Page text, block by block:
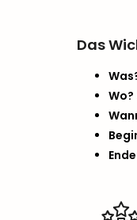
Das
Wo?